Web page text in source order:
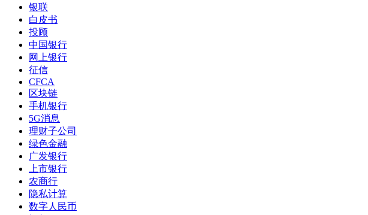
银联
白皮书
投顾
中国银行
网上银行
征信
CFCA
区块链
手机银行
5G消息
理财子公司
绿色金融
广发银行
上市银行
农商行
隐私计算
数字人民币